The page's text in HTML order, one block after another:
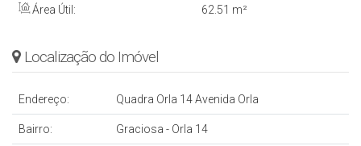
Área Útil: 62.51 m²
Localização do Imóvel
Endereço: Quadra Orla 14 Avenida Orla
Bairro: Graciosa - Orla 14